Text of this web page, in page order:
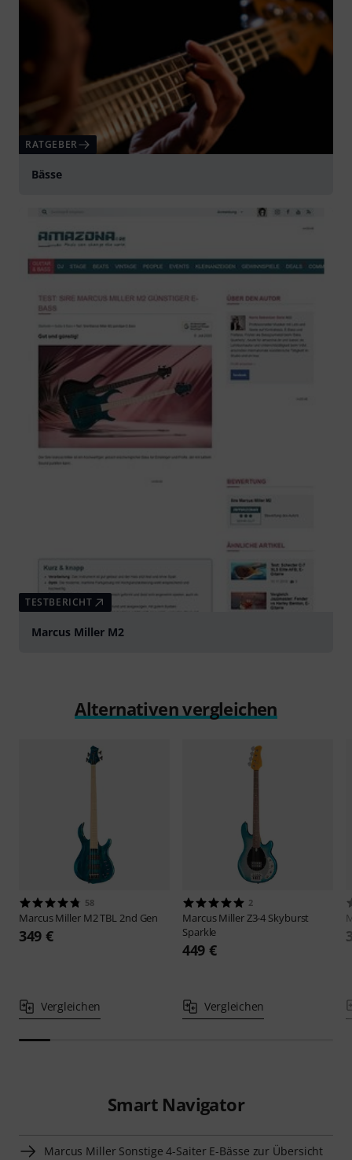
RATGEBER
Bässe
TESTBERICHT
Marcus Miller M2
Alternativen vergleichen
58
Marcus Miller M2 TBL 2nd Gen
349 €
Vergleichen
2
Marcus MillerZ3-4 Skyburst
Sparkle
449 €
Vergleichen
Smart Navigator
Marcus Miller Sonstige 4-Saiter E-Bässe zur Übersicht